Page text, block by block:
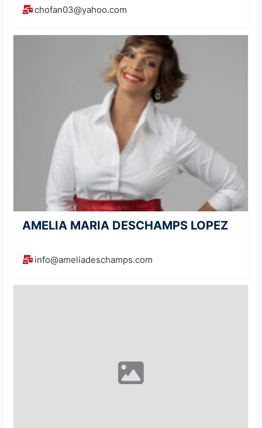
chofan03@yahoo.com
AMELIA MARIA DESCHAMPS LOPEZ
info@ameliadeschamps.com